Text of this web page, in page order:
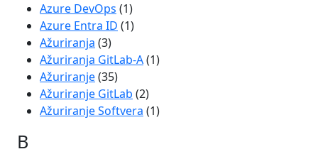
Azure DevOps (1)
Azure Entra ID (1)
Ažuriranja (3)
Ažuriranja GitLab-A(1)
Ažuriranje(35)
Ažuriranje GitLab (2)
Ažuriranje Softvera (1)
B